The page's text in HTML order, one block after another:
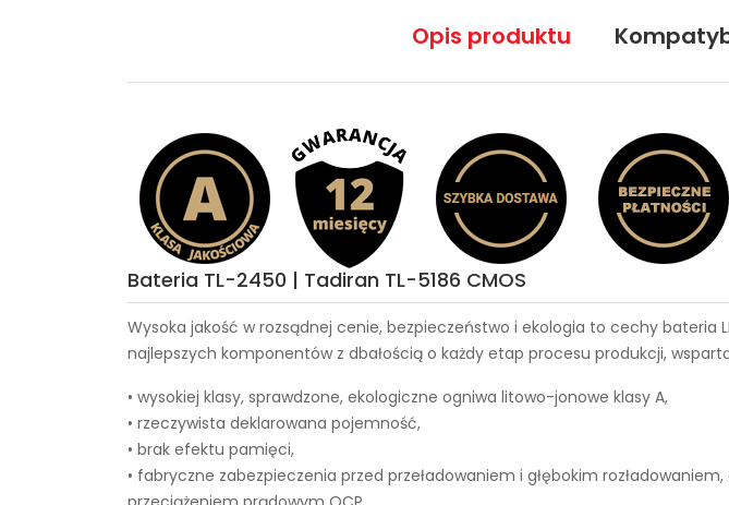
Opis produktu
Bateria TL-2450 | Tadiran TL-5186 CMOS
Wysoka jakość w rozsądnej cenie, bezpieczeństwo i ekologia to cechy bateria
najlepszych komponentów z dbałością o każdy etap procesu produkcji,
• wysokiej klasy, sprawdzone, ekologiczne ogniwa litowo-jonowe klasy A,
• rzeczywista deklarowana pojemność,
• brak efektu pamięci,
• fabryczne zabezpieczenia przed przeładowaniem i głębokim